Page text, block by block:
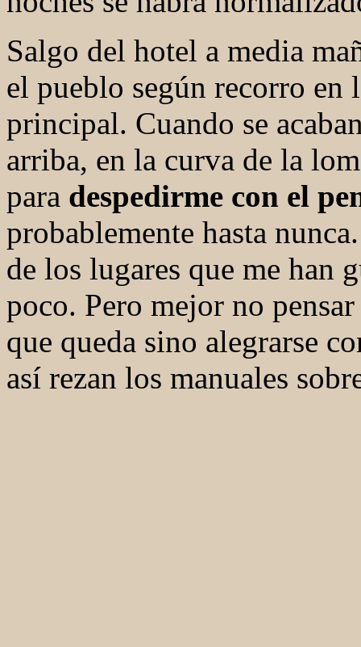
Salgo del hotel a media
el pueblo según recorro en
principal. Cuando se
arriba, en la curva de la
para despedirme con el
probablemente hasta
de los lugares que me han
poco. Pero mejor no
que queda sino alegrarse
así rezan los manuales